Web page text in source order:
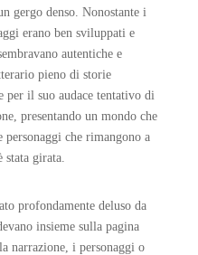
gergo denso. Nonostante i
erano ben sviluppati e
autentiche e
pieno di storie
il suo audace tentativo di
presentando un mondo che
che rimangono a
stata girata.
profondamente deluso da
insieme sulla pagina
narrazione, i personaggi o